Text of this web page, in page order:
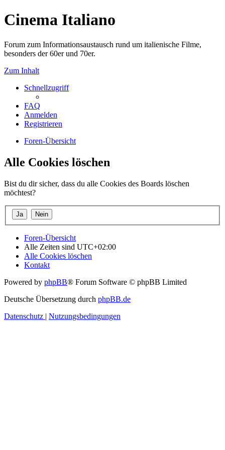
Cinema Italiano
Forum zum Informationsaustausch rund um italienische Filme,
besonders der 60er und 70er.
Zum Inhalt
Schnellzugriff
FAQ
Anmelden
Registrieren
Foren-Übersicht
Alle Cookies löschen
Bist du dir sicher, dass du alle Cookies des Boards löschen
möchtest?
Foren-Übersicht
Alle Zeiten sind UTC+02:00
Alle Cookies löschen
Kontakt
Powered by phpBB® Forum Software © phpBB Limited
Deutsche Übersetzung durch phpBB.de
Datenschutz | Nutzungsbedingungen